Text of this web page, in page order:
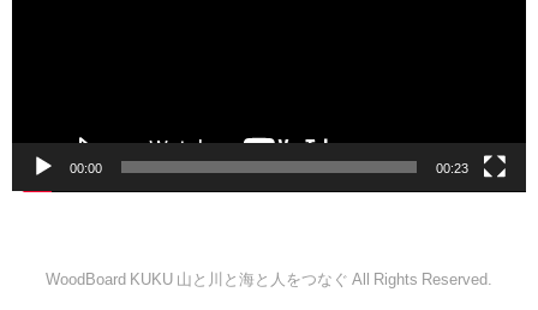
00:00 00:23
WoodBoard KUKU 山と川と海と人をつなぐ All Rights Reserved.